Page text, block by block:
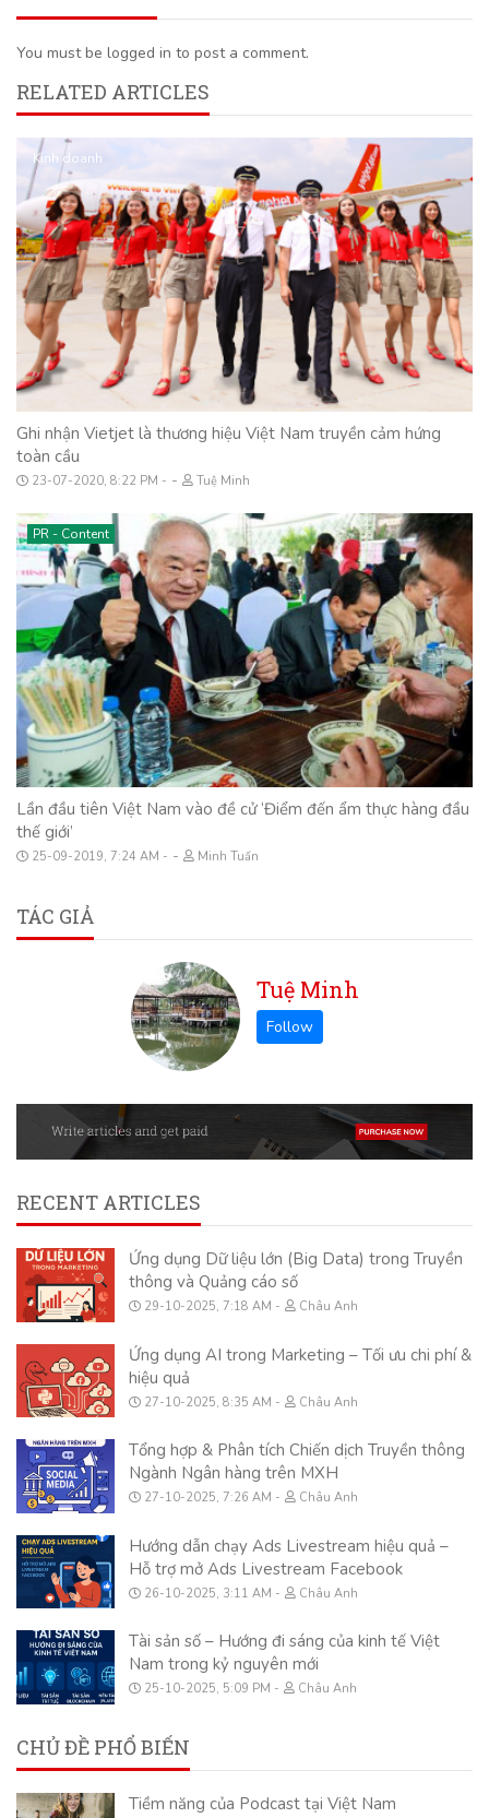
You must be logged in to post a comment.
RELATED ARTICLES
Kinh doanh
Ghi nhận Vietjet là thương hiệu Việt Nam truyền cảm hứng
toàn cầu
23-07-2020, 8:22 PM - Tuệ Minh
PR - Content
Lần đầu tiên Việt Nam vào đề cử ‘Điểm đến ẩm thực hàng đầu
thế giới’
25-09-2019, 7:24 AM - Minh Tuấn
TÁC GIẢ
Tuệ Minh
RECENT ARTICLES
Ứng dụng Dữ liệu lớn (Big Data) trong Truyền
thông và Quảng cáo số
29-10-2025, 7:18 AM Châu Anh
Ứng dụng AI trong Marketing – Tối ưu chi phí &
hiệu quả
27-10-2025, 8:35 AM Châu Anh
Tổng hợp & Phân tích Chiến dịch Truyền thông
Ngành Ngân hàng trên MXH
27-10-2025, 7:26 AM Châu Anh
Hướng dẫn chạy Ads Livestream hiệu quả –
Hỗ trợ mở Ads Livestream Facebook
26-10-2025, 3:11 AM Châu Anh
Tài sản số – Hướng đi sáng của kinh tế Việt
Nam trong kỷ nguyên mới
25-10-2025, 5:09 PM Châu Anh
CHỦ ĐỀ PHỔ BIẾN
Tiềm năng của Podcast tại Việt Nam